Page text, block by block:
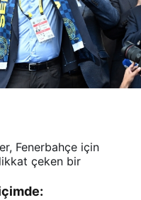
Fenerbahçe için
çeken bir